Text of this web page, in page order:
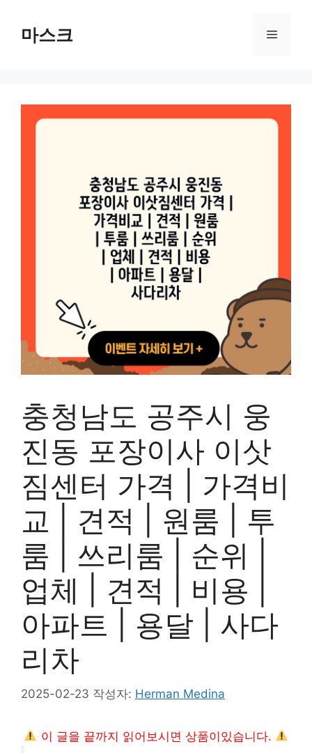
마스크 메
충청남도 공주시 웅
진동 포장이사 이삿
짐센터 가격 | 가격비
교 | 견적 | 원룸 | 투
룸 | 쓰리룸 | 순위 |
업체 | 견적 | 비용 |
아파트 | 용달 | 사다
리차
2025-02-23 작성자: Herman Medina
이 글을 끝까지 읽어보시면 상품이있습니다.